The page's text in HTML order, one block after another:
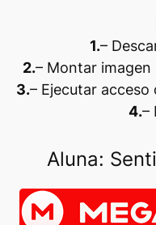
1.–
2.– Montar imagen
3.– Ejecutar
4.–
Aluna: